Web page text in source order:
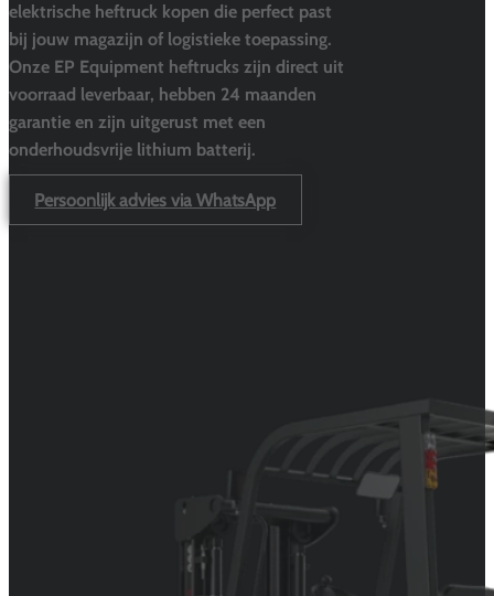
elektrische heftruck kopen die perfect past
bij jouw magazijn of logistieke toepassing.
Onze EP Equipment heftrucks zijn direct uit
voorraad leverbaar, hebben 24 maanden
garantie en zijn uitgerust met een
onderhoudsvrije lithium batterij.
Persoonlijk advies via WhatsApp